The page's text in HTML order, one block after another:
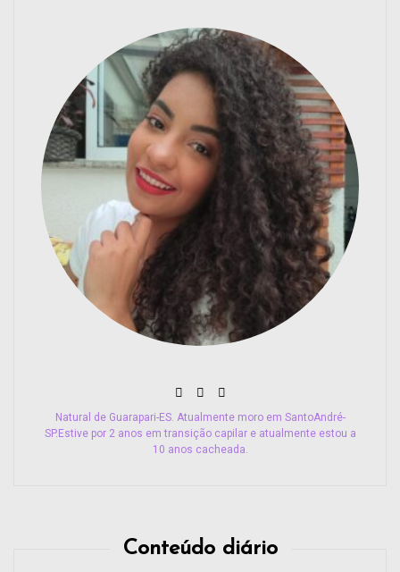
Natural de Guarapari-ES. Atualmente moro em SantoAndré-
SP.Estive por 2 anos em transição capilar e atualmente estou a
10 anos cacheada.
Conteúdo diário